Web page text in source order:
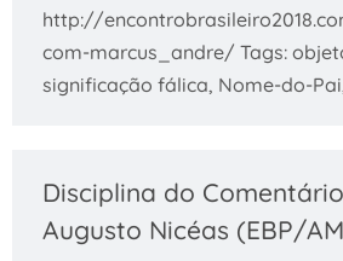
http://
com-marcus_andre/ Tags:
significação fálica, Nome-do-
Disciplina do
Augusto Nicéas (EBP/